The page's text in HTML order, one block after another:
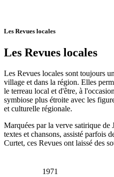
Les Revues locales
Les Revues locales
Les Revues locales sont toujours
village et dans la région. Elles
le terreau local et d'être, à
symbiose plus étroite avec les
et culturelle régionale.
Marquées par la verve satirique de
textes et chansons, assisté parfois
Curtet, ces Revues ont laissé des
1971